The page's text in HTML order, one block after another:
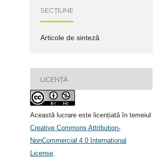
SECȚIUNE
Articole de sinteză
LICENȚĂ
Această lucrare este licențiată în temeiul
Creative Commons Attribution-
NonCommercial 4.0 International
License.